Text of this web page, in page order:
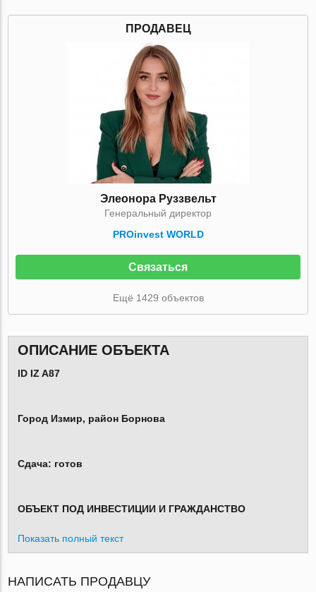
ПРОДАВЕЦ
Элеонора Руззвельт
Генеральный директор
PROinvest WORLD
Связаться
Ещё 1429 объектов
ОПИСАНИЕ ОБЪЕКТА
ID IZ A87
Город Измир, район Борнова
Сдача: готов
ОБЪЕКТ ПОД ИНВЕСТИЦИИ И ГРАЖДАНСТВО
Показать полный текст
НАПИСАТЬ ПРОДАВЦУ